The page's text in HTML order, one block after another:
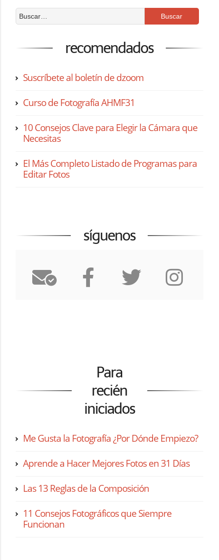
recomendados
Suscríbete al boletín de dzoom
Curso de Fotografía AHMF31
10 Consejos Clave para Elegir la Cámara que
Necesitas
El Más Completo Listado de Programas para
Editar Fotos
síguenos
Para
recién
iniciados
Me Gusta la Fotografía ¿Por Dónde Empiezo?
Aprende a Hacer Mejores Fotos en 31 Días
Las 13 Reglas de la Composición
11 Consejos Fotográficos que Siempre
Funcionan